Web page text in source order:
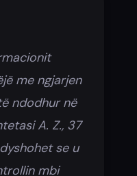
me ngjarjen
ndodhur në
A. Z., 37
se u
mbi